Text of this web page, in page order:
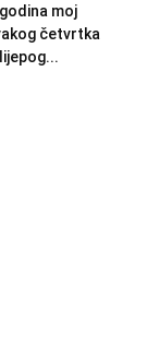
moj
četvrtka